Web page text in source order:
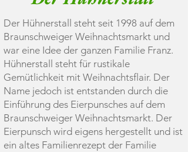
Der Hühnerstall steht seit 1998 auf dem
Braunschweiger Weihnachtsmarkt und
war eine Idee der ganzen Familie Franz.
Hühnerstall steht für rustikale
Gemütlichkeit mit Weihnachtsflair. Der
Name jedoch ist entstanden durch die
Einführung des Eierpunsches auf dem
Braunschweiger Weihnachtsmarkt. Der
Eierpunsch wird eigens hergestellt und ist
ein altes Familienrezept der Familie